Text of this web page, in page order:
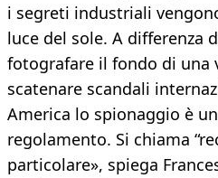
i segreti industriali
luce del sole. A differenza
fotografare il fondo di una
scatenare scandali
America lo spionaggio è
regolamento. Si chiama
particolare», spiega